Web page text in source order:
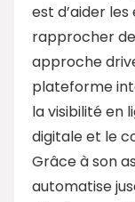
est d’aider
rapprocher
approche
plateforme
la visibilité en
digitale et le
Grâce à son
automatise